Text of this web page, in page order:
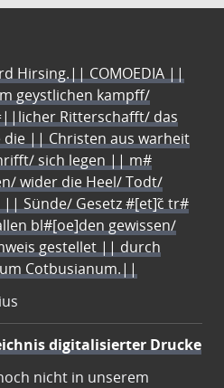
Hirsing.|| COMOEDIA ||
geystlichen kampff/
Ritterschafft/ das
die || Christen aus warheit
sich legen || m#
wider die Heel/ Todt/
|| Sünde/ Gesetz #[et]c̃ tr#
bl#[oe]den gewissen/
gestellet || durch
Cotbusianum.||
digitalisierter Drucke
nicht in unserem